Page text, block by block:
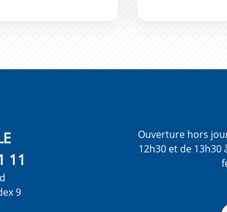
artistiques
11
9
Ouverture hors
12h30 et de 13h30